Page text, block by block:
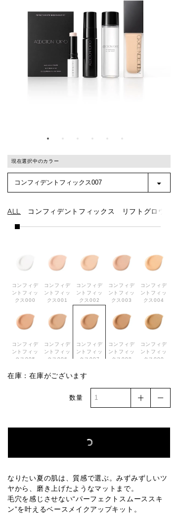
現在選択中のカラー
ALL コンフィデントフィックス リフトグロウ
コンフィデ
ントフィッ
クス000
コンフィデ
ントフィッ
クス001
コンフィデ
ントフィッ
クス002
コンフィデ
ントフィッ
クス003
コンフィデ
ントフィッ
クス004
コンフィデ
ントフィッ
クス005
コンフィデ
ントフィッ
クス006
コンフィデ
ントフィッ
クス007
コンフィデ
ントフィッ
クス008
コンフィデ
ントフィッ
クス009
リフトグロ
リフトグロ
リフトグロ
リフトグロ
リフトグロ
在庫：在庫がございます
数量
なりたい夏の肌は、質感で選ぶ。みずみずしいツ
ヤから、磨き上げたようなマットまで。
毛穴を感じさせない“パーフェクトスムーススキ
ン”を叶えるベースメイクアップキット。